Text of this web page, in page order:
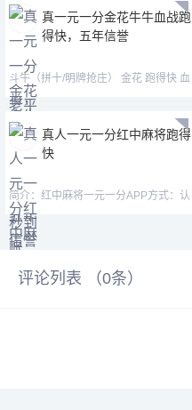
真一元一分金花牛牛血战跑
得快，五年信誉
斗牛（拼十/明牌抢庄） 金花 跑得快 血
战麻将 德州扑克➕
真人一元一分红中麻将跑得
快
简介：红中麻将一元一分APP方式：认
准微—mj33656—mimi15
评论列表 （0条）